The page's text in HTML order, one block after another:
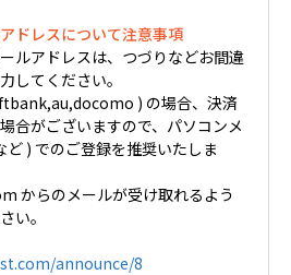
ドレスについて注意事項
ルアドレスは、つづりなどお間違
してください。
) の場合、決済
合がございますので、パソコンメ
) でのご登録を推奨いたしま
からのメールが受け取れるよう
い。
announce/8